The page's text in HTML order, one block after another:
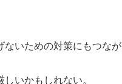
ないための対策にもつなが
いかもしれない。